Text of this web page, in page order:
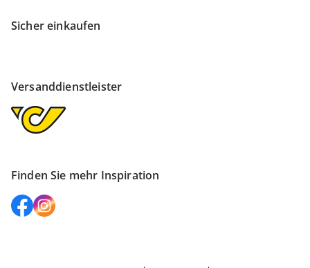
Sicher einkaufen
Versanddienstleister
Finden Sie mehr Inspiration